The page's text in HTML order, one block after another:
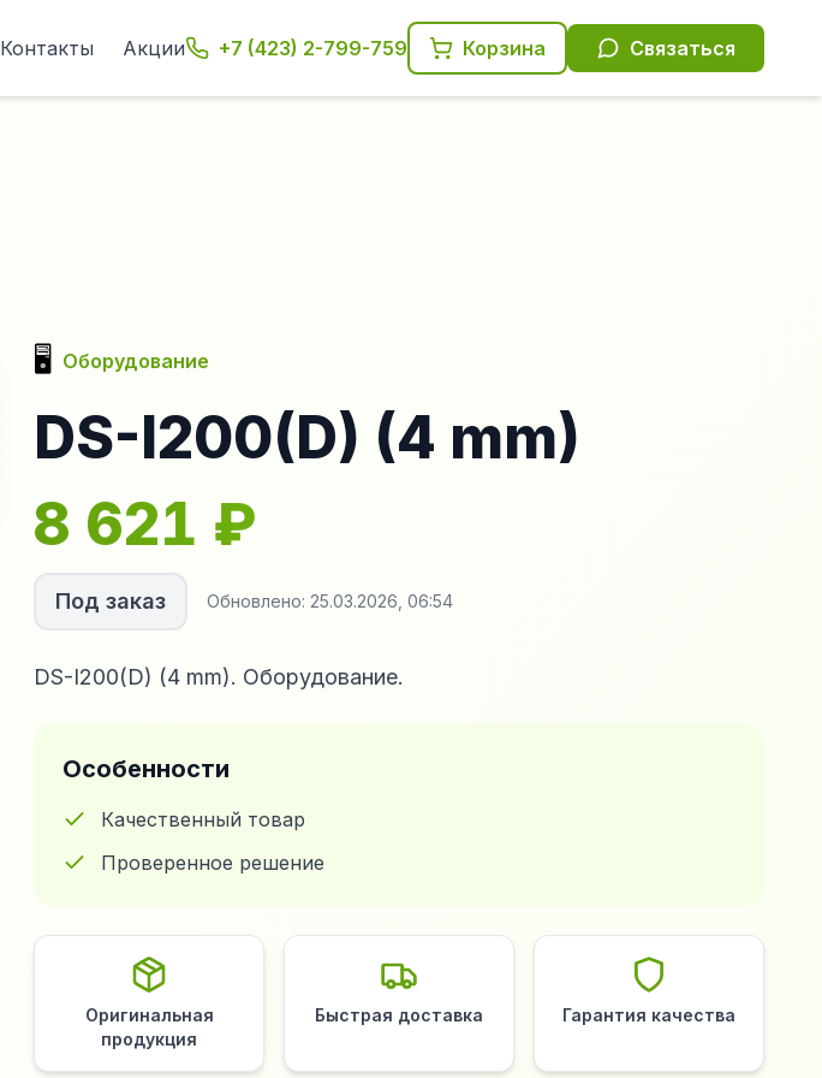
Контакты Акции +7 (423) 2-799-759 Корзина Связаться
🖥️ Оборудование
DS-I200(D) (4 mm)
8 621 ₽
Под заказ Обновлено: 25.03.2026, 06:54
DS-I200(D) (4 mm). Оборудование.
Особенности
Качественный товар
Проверенное решение
Оригинальная
продукция
Быстрая доставка Гарантия качества